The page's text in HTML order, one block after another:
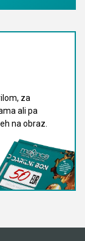
za
ali pa
na obraz.